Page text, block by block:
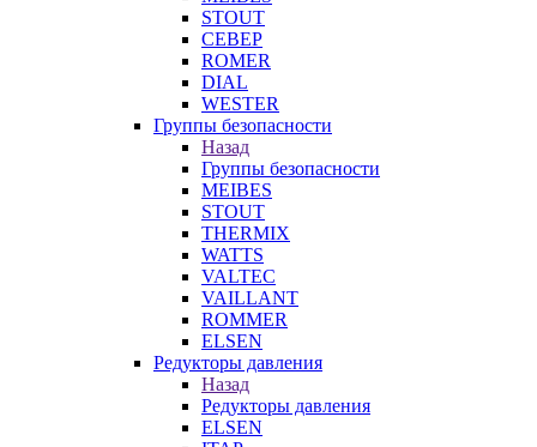
STOUT
СЕВЕР
ROMER
DIAL
WESTER
Группы безопасности
Назад
Группы безопасности
MEIBES
STOUT
THERMIX
WATTS
VALTEC
VAILLANT
ROMMER
ELSEN
Редукторы давления
Назад
Редукторы давления
ELSEN